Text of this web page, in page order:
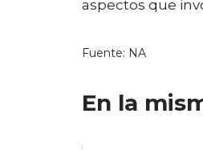
aspectos que
Fuente: NA
En la